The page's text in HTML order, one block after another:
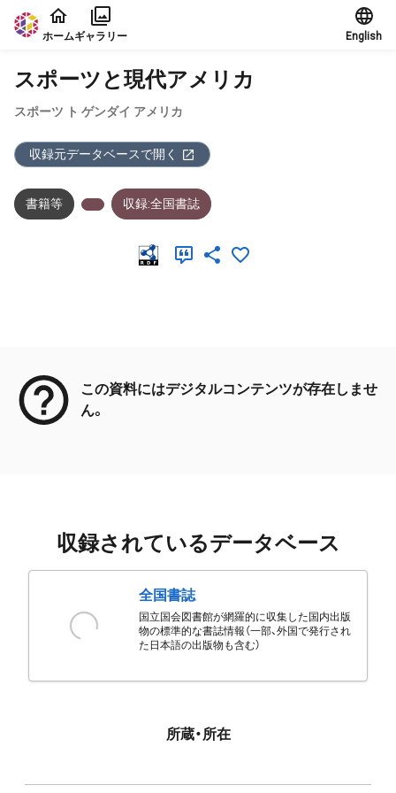
本文に飛ぶ
ホームギャラリー English
スポーツと現代アメリカ
スポーツ ト ゲンダイ アメリカ
収録元データベースで開く
書籍等 収録:全国書誌
この資料にはデジタルコンテンツが存在しませ
ん。
収録されているデータベース
全国書誌
国立国会図書館が網羅的に収集した国内出版
物の標準的な書誌情報（一部、外国で発行され
た日本語の出版物も含む）
所蔵・所在